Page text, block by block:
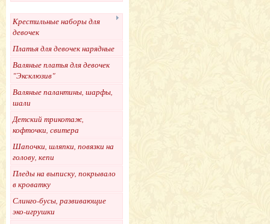
Крестильные наборы для
девочек
Платья для девочек нарядные
Валяные платья для девочек
"Эксклюзив"
Валяные палантины, шарфы,
шали
Детский трикотаж,
кофточки, свитера
Шапочки, шляпки, повязки на
голову, кепи
Пледы на выписку, покрывало
в кроватку
Слинго-бусы, развивающие
эко-игрушки